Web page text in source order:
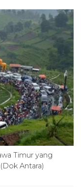
Timur yang
Antara)